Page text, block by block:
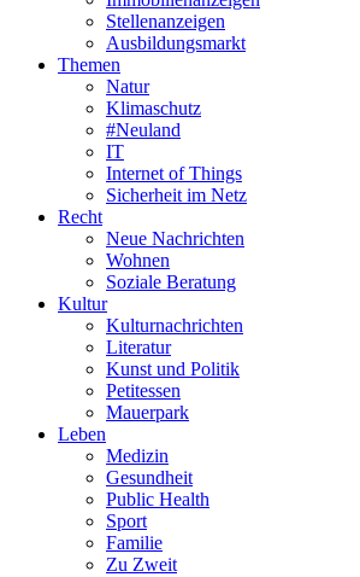
Stellenanzeigen
Ausbildungsmarkt
Themen
Natur
Klimaschutz
#Neuland
IT
Internet of Things
Sicherheit im Netz
Recht
Neue Nachrichten
Wohnen
Soziale Beratung
Kultur
Kulturnachrichten
Literatur
Kunst und Politik
Petitessen
Mauerpark
Leben
Medizin
Gesundheit
Public Health
Sport
Familie
Zu Zweit